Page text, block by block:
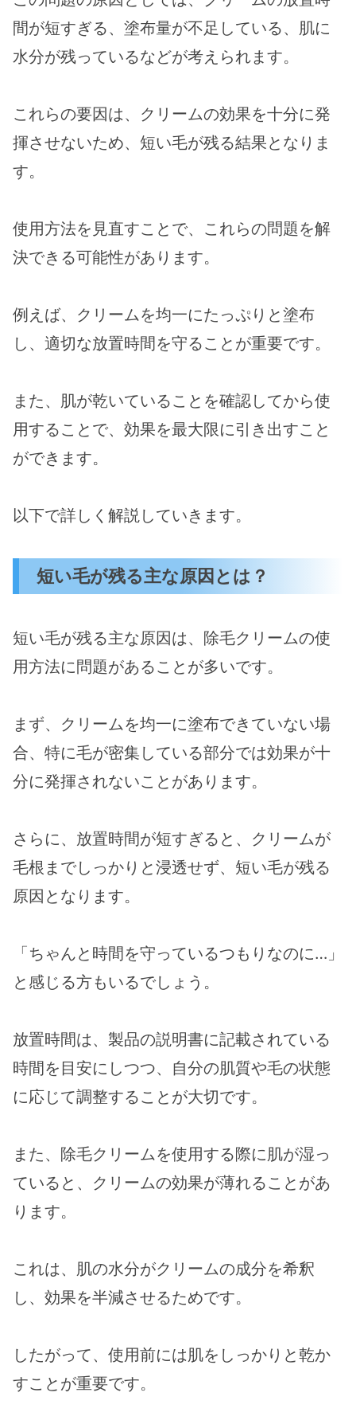
間が短すぎる、塗布量が不足している、肌に
水分が残っているなどが考えられます。
これらの要因は、クリームの効果を十分に発
揮させないため、短い毛が残る結果となりま
す。
使用方法を見直すことで、これらの問題を解
決できる可能性があります。
例えば、クリームを均一にたっぷりと塗布
し、適切な放置時間を守ることが重要です。
また、肌が乾いていることを確認してから使
用することで、効果を最大限に引き出すこと
ができます。
以下で詳しく解説していきます。
短い毛が残る主な原因とは？
短い毛が残る主な原因は、除毛クリームの使
用方法に問題があることが多いです。
まず、クリームを均一に塗布できていない場
合、特に毛が密集している部分では効果が十
分に発揮されないことがあります。
さらに、放置時間が短すぎると、クリームが
毛根までしっかりと浸透せず、短い毛が残る
原因となります。
「ちゃんと時間を守っているつもりなのに…」
と感じる方もいるでしょう。
放置時間は、製品の説明書に記載されている
時間を目安にしつつ、自分の肌質や毛の状態
に応じて調整することが大切です。
また、除毛クリームを使用する際に肌が湿っ
ていると、クリームの効果が薄れることがあ
ります。
これは、肌の水分がクリームの成分を希釈
し、効果を半減させるためです。
したがって、使用前には肌をしっかりと乾か
すことが重要です。